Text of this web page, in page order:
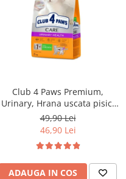
Club 4 Paws Premium,
Urinary, Hrana uscata pisici
adulte, 2kg
49,90 Lei
46,90 Lei
ADAUGA IN COS